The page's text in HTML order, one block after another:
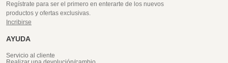
Regístrate para ser el primero en enterarte de los nuevos
productos y ofertas exclusivas.
Incribirse
AYUDA
Servicio al cliente